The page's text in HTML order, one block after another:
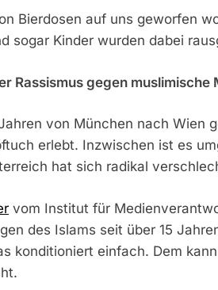
Bierdosen auf uns geworfen
sogar Kinder wurden dabei
Rassismus gegen
von München nach Wien
erlebt. Inzwischen ist es
hat sich radikal
vom Institut für
des Islams seit über 15
konditioniert einfach. Dem